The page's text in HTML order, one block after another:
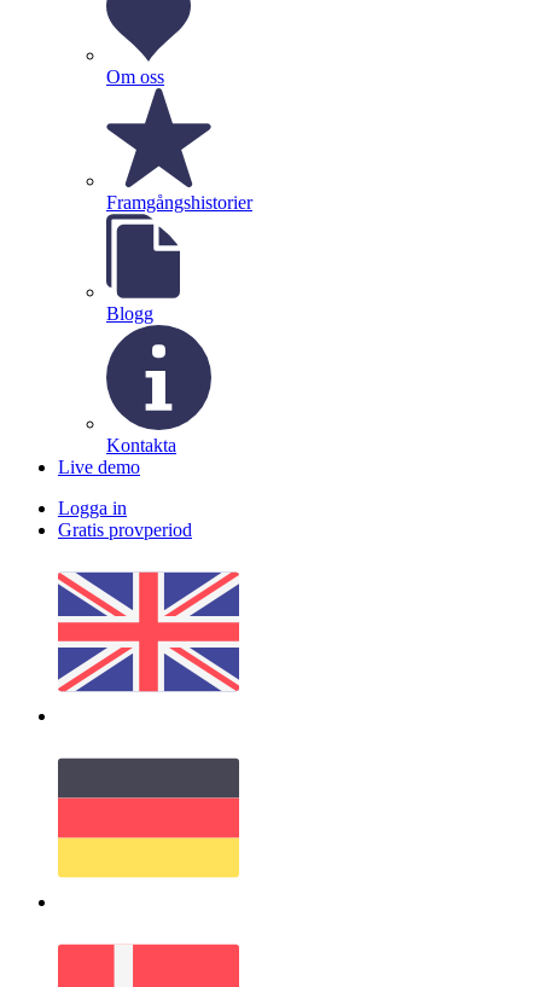
Om oss
Framgångshistorier
Blogg
Kontakta
Live demo
Logga in
Gratis provperiod